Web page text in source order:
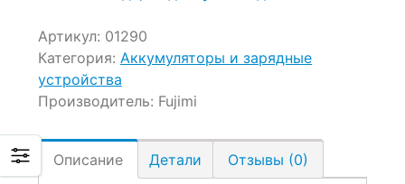
Артикул: 01290
Категория: Аккумуляторы и зарядные
устройства
Производитель: Fujimi
Описание Детали Отзывы (0)